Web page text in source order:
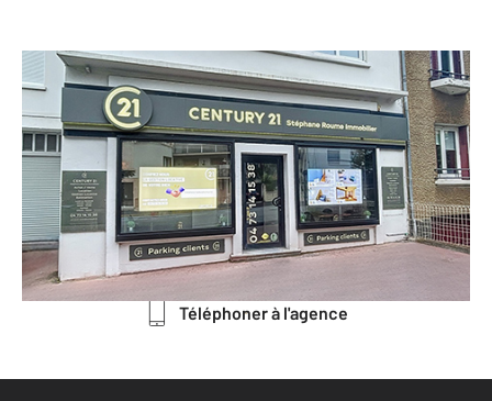
CENTURY 21 Stéphane Roume
Immobilier
113 bis avenue de la Libération
CLERMONT FERRAND - 63000
Envoyer un message
Téléphoner à l'agence